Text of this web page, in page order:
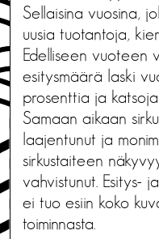
Sellaisina vuosina,
uusia tuotantoja,
Edelliseen vuoteen
esitysmäärä laski
prosenttia ja
Samaan aikaan
laajentunut ja
sirkustaiteen
vahvistunut. Esitys-
ei tuo esiin koko
toiminnasta.